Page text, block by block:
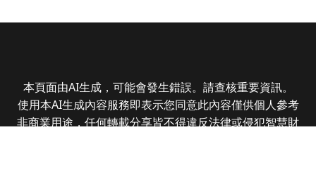
本頁面由AI生成，可能會發生錯誤。請查核重要資訊。
使用本AI生成內容服務即表示您同意此內容僅供個人參考
非商業用途，任何轉載分享皆不得違反法律或侵犯智慧財